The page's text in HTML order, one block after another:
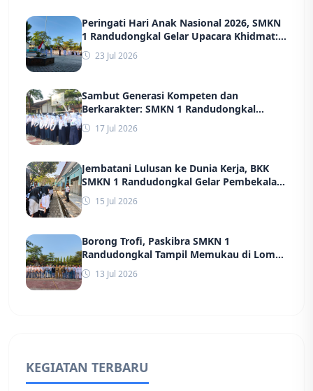
Peringati Hari Anak Nasional 2026, SMKN
1 Randudongkal Gelar Upacara Khidmat:
Tegaskan Komitmen Wujudkan
Lingkungan Belajar yang Aman, Ramah,
23 Jul 2026
Sambut Generasi Kompeten dan
Berkarakter: SMKN 1 Randudongkal
Sukses Gelar MPLS 2026 Bersama TNI,
POLRI, hingga Dinas Kesehatan
17 Jul 2026
Jembatani Lulusan ke Dunia Kerja, BKK
SMKN 1 Randudongkal Gelar Pembekalan
dan Screening Massal Jelang Rekrutmen
PT Ungaran Sari Garment
15 Jul 2026
Borong Trofi, Paskibra SMKN 1
Randudongkal Tampil Memukau di Lomba
Baris Berbaris Kabupaten Pemalang
13 Jul 2026
KEGIATAN TERBARU